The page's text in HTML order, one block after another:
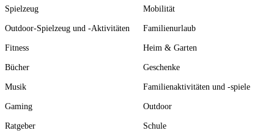
Spielzeug Mobilität
Outdoor-Spielzeug und -Aktivitäten Familienurlaub
Fitness Heim & Garten
Bücher Geschenke
Musik Familienaktivitäten und -spiele
Gaming Outdoor
Ratgeber Schule